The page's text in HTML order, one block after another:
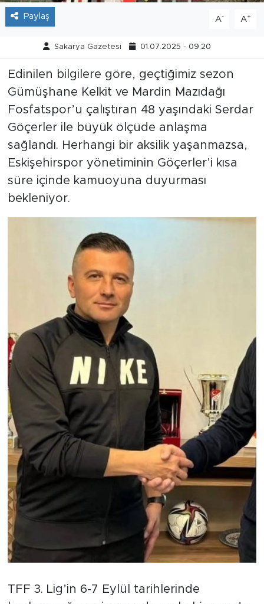
Paylaş A- A+
Sakarya Gazetesi 01.07.2025 - 09:20
Edinilen bilgilere göre, geçtiğimiz sezon
Gümüşhane Kelkit ve Mardin Mazıdağı
Fosfatspor’u çalıştıran 48 yaşındaki Serdar
Göçerler ile büyük ölçüde anlaşma
sağlandı. Herhangi bir aksilik yaşanmazsa,
Eskişehirspor yönetiminin Göçerler’i kısa
süre içinde kamuoyuna duyurması
bekleniyor.
TFF 3. Lig’in 6-7 Eylül tarihlerinde